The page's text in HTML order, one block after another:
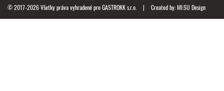
© 2017-2026 Všetky práva vyhradené pre GASTROKK s.r.o. | Created by:MI:SU Design